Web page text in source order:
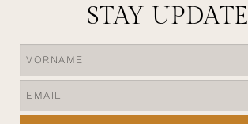
STAY